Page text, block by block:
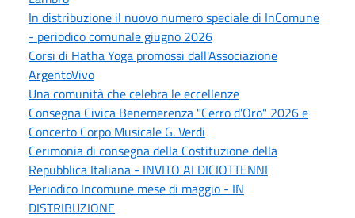
In distribuzione il nuovo numero speciale di InComune
- periodico comunale giugno 2026
Corsi di Hatha Yoga promossi dall'Associazione
ArgentoVivo
Una comunità che celebra le eccellenze
Consegna Civica Benemerenza "Cerro d'Oro" 2026 e
Concerto Corpo Musicale G. Verdi
Cerimonia di consegna della Costituzione della
Repubblica Italiana - INVITO AI DICIOTTENNI
Periodico Incomune mese di maggio - IN
DISTRIBUZIONE